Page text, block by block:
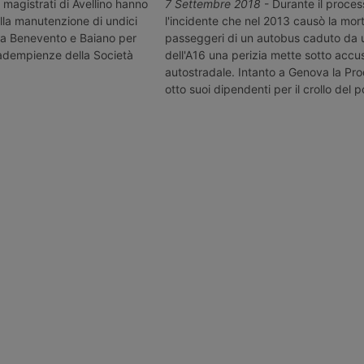
A16,
di
di un
incendiati. Una preoccupante
escalation.
Monteforte
magistrati di Avellino hanno
manutenzione di undici
Benevento e Baiano per
della Società
7 Settembre 2018 - Durante il
l'incidente che nel 2013 causò la
passeggeri di un autobus caduto da
dell'A16 una perizia mette sotto
autostradale. Intanto a Genova la
otto suoi dipendenti per il crollo del